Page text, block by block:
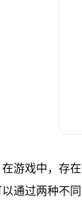
在游戏中，存
以通过两种不